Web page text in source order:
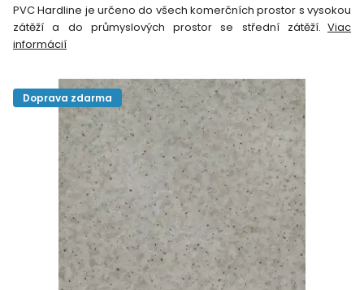
PVC Hardline je určeno do všech komerčních prostor s vysokou
zátěží a do průmyslových prostor se střední zátěží. Viac
informácií
Doprava zdarma